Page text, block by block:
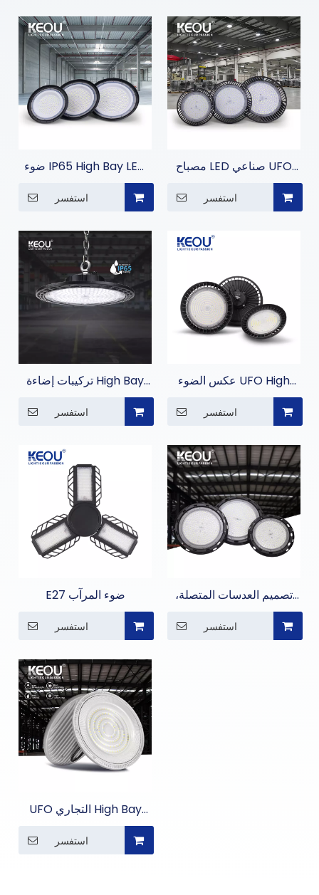
ضوء IP65 High Bay LED
المتين للإضاءة التجارية
استفسر
مصباح LED صناعي UFO
High Bay للمستودعات
استفسر
تركيبات إضاءة High Bay
مقاومة للماء IP66
استفسر
عكس الضوء UFO High
استفسر
E27 ضوء المرآب
استفسر
تصميم العدسات المتصلة،
استفسر
UFO التجاري High Bay
استفسر